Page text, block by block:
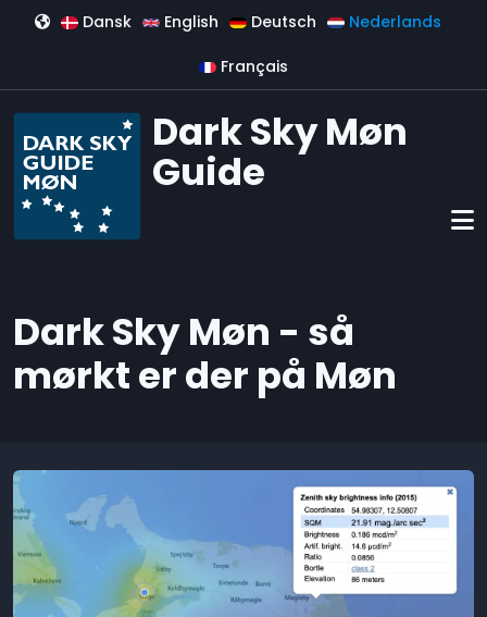
Overslaan en naar de inhoud gaan
Dansk English Deutsch Nederlands
Français
Dark Sky Møn
Guide
Dark Sky Møn - så
mørkt er der på Møn